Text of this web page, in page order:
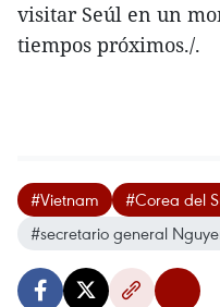
visitar Seúl en un
tiempos próximos./.
#Vietnam
#Corea del
#secretario general